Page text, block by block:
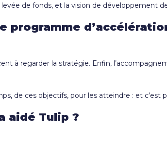
de fonds, et la vision de développement
programme
à regarder la stratégie. Enfin,
de ces objectifs, pour les atteindre : et c’est
aidé Tulip ?